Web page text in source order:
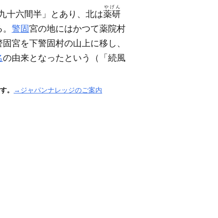
十六間半」とあり、北は薬研
やげん
警固 宮の地にはかつて薬院村
宮を下警固村の山上に移し、
の由来となったという （「続風
。 →ジャパンナレッジのご案内